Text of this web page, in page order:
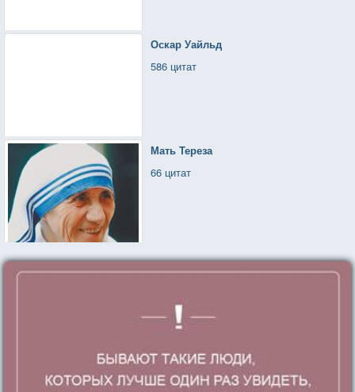
Оскар Уайльд
586 цитат
Мать Тереза
66 цитат